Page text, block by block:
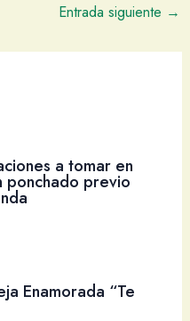
Entrada siguiente →
a tomar en
ponchado previo
Enamorada “Te